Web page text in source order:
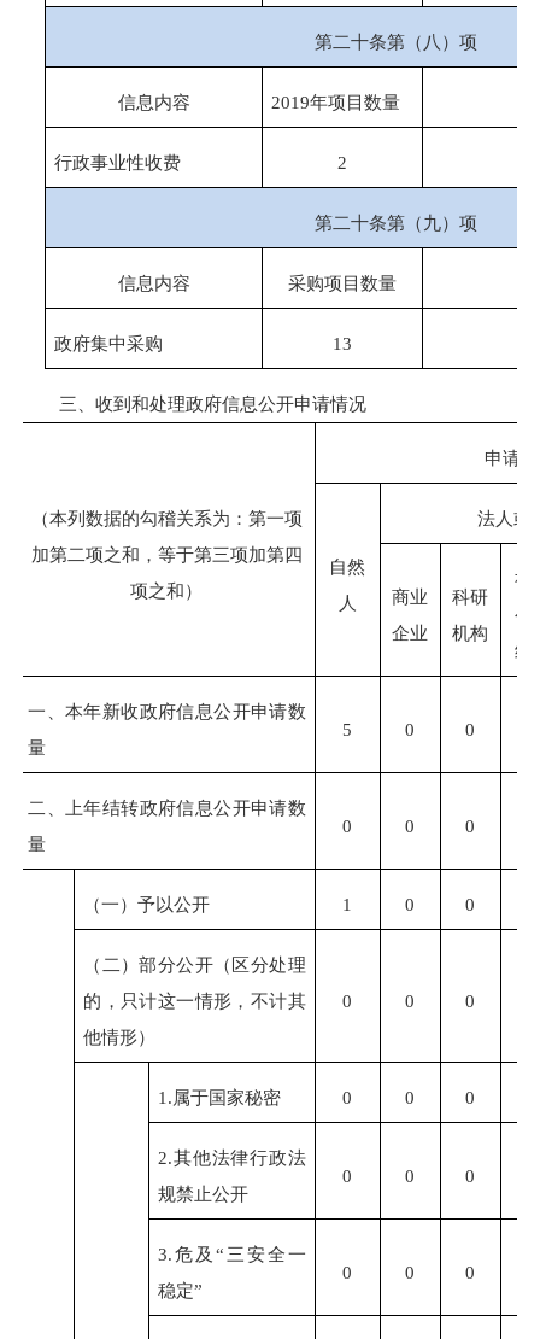
第二十条第（八）项
信息内容 2019年项目数量
行政事业性收费 2
第二十条第（九）项
信息内容 采购项目数量
政府集中采购 13
三、收到和处理政府信息公开申请情况
（本列数据的勾稽关系为：第一项
加第二项之和，等于第三项加第四
项之和）
申请
自然
人
法人或
商业
企业
科研
机构
社
公
组
一、本年新收政府信息公开申请数
量
5 0 0
二、上年结转政府信息公开申请数
量
0 0 0
（一）予以公开 1 0 0
（二）部分公开（区分处理
的，只计这一情形，不计其
他情形）
0 0 0
1.属于国家秘密 0 0 0
2.其他法律行政法
规禁止公开
0 0 0
3.危及“三安全一
稳定”
0 0 0